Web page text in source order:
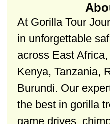
At Gorilla Tour
in unforgettable
across East
Kenya, Tanzania,
Burundi. Our
the best in gorilla
game drives,